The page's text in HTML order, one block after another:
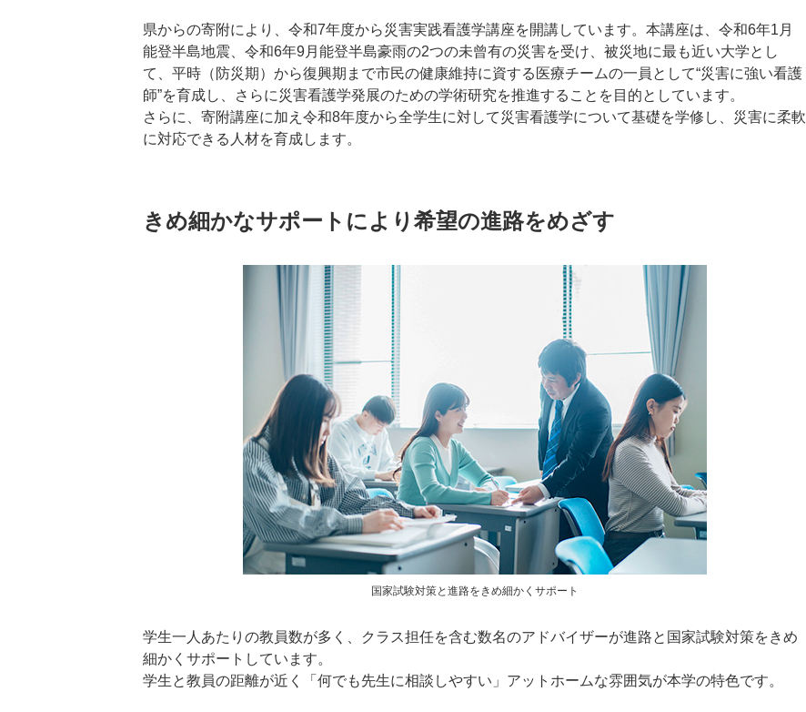
県からの寄附により、令和7年度から災害実践看護学講座を開講しています。本講座は、令和6年1月
能登半島地震、令和6年9月能登半島豪雨の2つの未曾有の災害を受け、被災地に最も近い大学とし
て、平時（防災期）から復興期まで市民の健康維持に資する医療チームの一員として“災害に強い看護
師”を育成し、さらに災害看護学発展のための学術研究を推進することを目的としています。
さらに、寄附講座に加え令和8年度から全学生に対して災害看護学について基礎を学修し、災害に柔軟
に対応できる人材を育成します。
きめ細かなサポートにより希望の進路をめざす
国家試験対策と進路をきめ細かくサポート
学生一人あたりの教員数が多く、クラス担任を含む数名のアドバイザーが進路と国家試験対策をきめ
細かくサポートしています。
学生と教員の距離が近く「何でも先生に相談しやすい」アットホームな雰囲気が本学の特色です。